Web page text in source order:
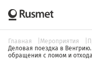
Главная Мероприятия
Деловая поездка в
обращения с ломом и